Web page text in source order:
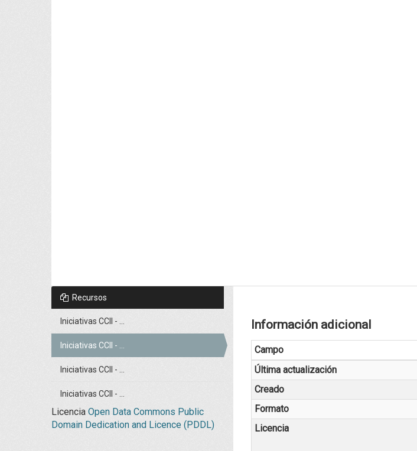
Recursos
Iniciativas CCII - ...
Iniciativas CCII - ...
Iniciativas CCII - ...
Iniciativas CCII - ...
Licencia Open Data Commons Public
Domain Dedication and Licence (PDDL)
Información adicional
Campo
Última actualización
Creado
Formato
Licencia